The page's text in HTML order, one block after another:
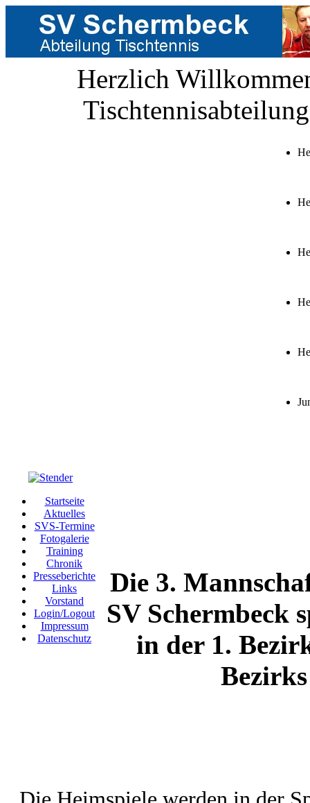
Herzlich
Startseite
Aktuelles
SVS-Termine
Fotogalerie
Training
Chronik
Presseberichte
Links
Vorstand
Login/Logout
Impressum
Datenschutz
Die 3.
SV Schermbeck
in der 1.